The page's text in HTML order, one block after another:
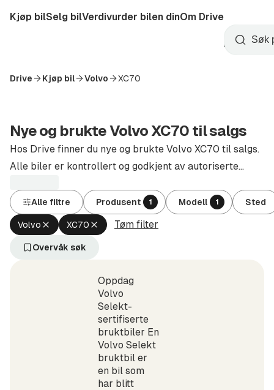
til
Startside
Kjøp bilSelg bilVerdivurder bilen dinOm Drive
Opprett
konto
Søk
Drive Kjøp bil Volvo XC70
Nye og brukte Volvo XC70 til salgs
Hos Drive finner du nye og brukte Volvo XC70 til salgs.
Alle biler er kontrollert og godkjent av autoriserte
Alle filtre Produsent 1 Modell 1 Sted
Volvo Fjern
aktivt
filter
XC70 Fjern
aktivt
Tøm filter
Overvåk søk
Oppdag
Volvo
Selekt-
sertifiserte
bruktbiler En
Volvo Selekt
bruktbil er
en bil som
har blitt